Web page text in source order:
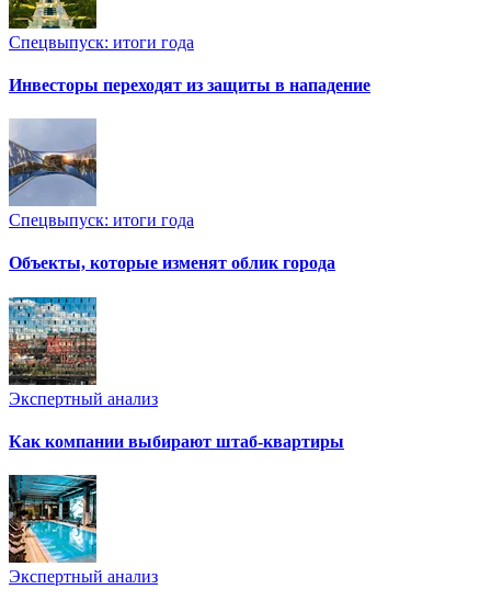
Спецвыпуск: итоги года
Инвесторы переходят из защиты в нападение
Спецвыпуск: итоги года
Объекты, которые изменят облик города
Экспертный анализ
Как компании выбирают штаб-квартиры
Экспертный анализ